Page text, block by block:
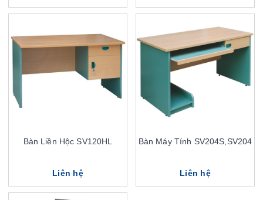
Bàn Liền Hộc SV120HL
Liên hệ
Bàn Máy Tính SV204S,SV204
Liên hệ